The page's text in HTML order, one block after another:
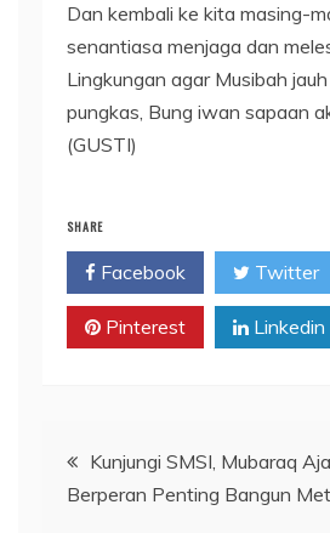
Dan kembali ke kita masing-
senantiasa menjaga dan
Lingkungan agar Musibah
pungkas, Bung iwan sapaan
(GUSTI)
SHARE
Facebook Twitter
Pinterest Linkedin
Navigasi
pos
Kunjungi SMSI, Mubaraq
Berperan Penting Bangun